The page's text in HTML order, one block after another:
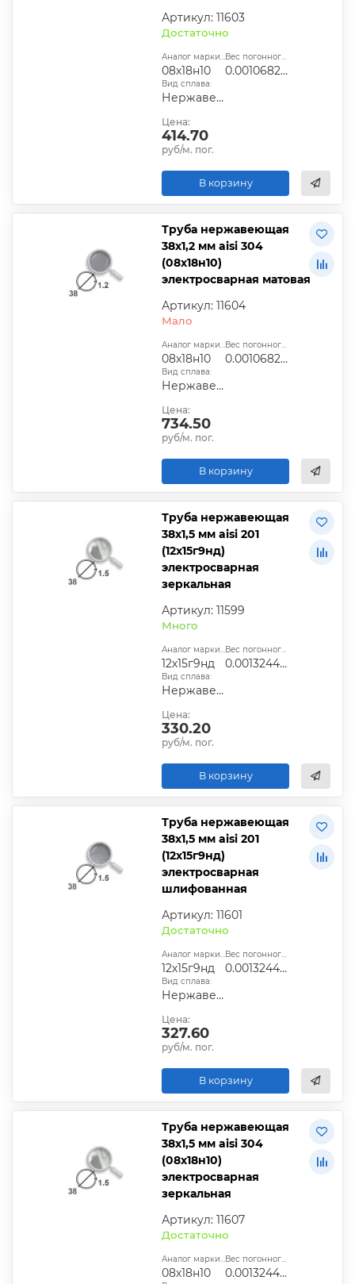
Артикул: 11603
Достаточно
Аналог марки стали:
08х18н10
Вес погонного метра, т.:
0.0010682304
Вид сплава:
Нержавеющая сталь
Цена:
414.70
руб/м. пог.
В корзину
Труба нержавеющая
38х1,2 мм aisi 304
(08х18н10)
электросварная матовая
Артикул: 11604
Мало
Аналог марки стали:
08х18н10
Вес погонного метра, т.:
0.0010682304
Вид сплава:
Нержавеющая сталь
Цена:
734.50
руб/м. пог.
В корзину
Труба нержавеющая
38х1,5 мм aisi 201
(12х15г9нд)
электросварная
зеркальная
Артикул: 11599
Много
Аналог марки стали:
12х15г9нд
Вес погонного метра, т.:
0.0013244025
Вид сплава:
Нержавеющая сталь
Цена:
330.20
руб/м. пог.
В корзину
Труба нержавеющая
38х1,5 мм aisi 201
(12х15г9нд)
электросварная
шлифованная
Артикул: 11601
Достаточно
Аналог марки стали:
12х15г9нд
Вес погонного метра, т.:
0.0013244025
Вид сплава:
Нержавеющая сталь
Цена:
327.60
руб/м. пог.
В корзину
Труба нержавеющая
38х1,5 мм aisi 304
(08х18н10)
электросварная
зеркальная
Артикул: 11607
Достаточно
Аналог марки стали:
08х18н10
Вес погонного метра, т.:
0.0013244025